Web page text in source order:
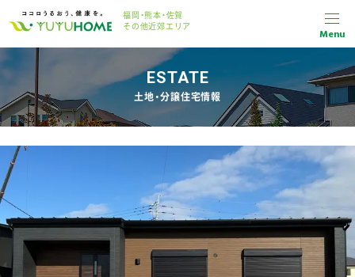
福岡・熊本・佐賀
その他近郊エリア
Menu
ESTATE
土地・分譲住宅情報